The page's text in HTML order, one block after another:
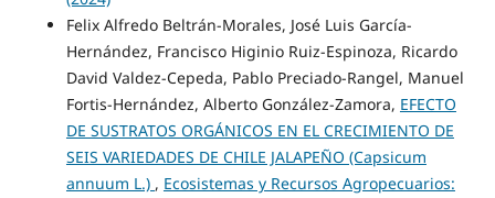
Felix Alfredo Beltrán-Morales, José Luis García-
Hernández, Francisco Higinio Ruiz-Espinoza, Ricardo
David Valdez-Cepeda, Pablo Preciado-Rangel, Manuel
Fortis-Hernández, Alberto González-Zamora, EFECTO
DE SUSTRATOS ORGÁNICOS EN EL CRECIMIENTO DE
SEIS VARIEDADES DE CHILE JALAPEÑO (Capsicum
annuum L.) , Ecosistemas y Recursos Agropecuarios: